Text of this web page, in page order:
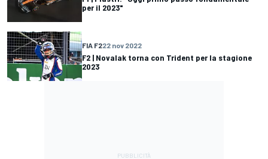
per il 2023"
FIA F222 nov 2022
F2 | Novalak torna con Trident per la stagione
2023